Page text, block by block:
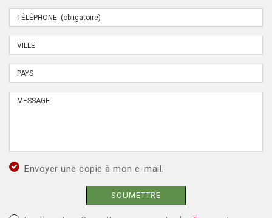
Envoyer une copie à mon e-mail.
SOUMETTRE